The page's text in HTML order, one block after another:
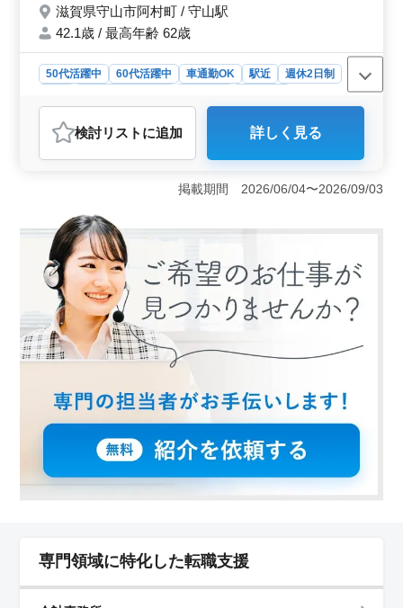
滋賀県守山市阿村町 / 守山駅
42.1歳 / 最高年齢 62歳
50代活躍中 60代活躍中 車通勤OK 駅近
週休2日制
会計事務所
おすすめポイント
＜柔軟な働き方が可能＞ 週3～5日の勤務や1日4時間程
度からの勤務が可能で、ライフスタイルに合わせた働き
方ができます。急な家事や学校行事などにも柔軟に対応
してくれる職場なので、家庭との両立を考えている方に
とても魅力的です。マイカー通勤が可能で、無料駐車場
も完備されています。 ＜中高年層が活躍できる職場
環境＞ 中高年のスタッフが多数活躍しており、経験や
年齢を問わず働ける環境が整っています。会計事務所で
の経験を活かして、税理士補助や経理事務、入力事務な
ど幅広い業務に挑戦できます。年数やブランクは不問の
ため、再スタートを考えている方にもおすすめで
す。 ＜安心の雇用条件＞ 時給1,200円～1,800円と
高めの設定で、通勤手当も上限なしで支給されます。さ
オンとオフのメリハリをつけて働けます。福利厚生も整
っているため、安心して長期的に勤務できる環境です。
検討リスト に追加 詳しく見る
掲載期間 2026/06/04〜2026/09/03
専門領域に特化した転職支援